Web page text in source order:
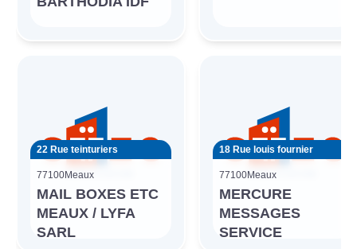
22 Rue teinturiers
77100Meaux
MAIL BOXES ETC
MEAUX / LYFA
SARL
18 Rue louis fournier
77100Meaux
MERCURE
MESSAGES
SERVICE